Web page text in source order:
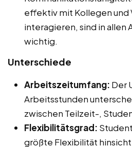
effektiv mit Kollegen und
interagieren, sind in allen
wichtig.
Unterschiede
Arbeitszeitumfang: Der
Arbeitsstunden
zwischen Teilzeit-,
Flexibilitätsgrad:
größte Flexibilität